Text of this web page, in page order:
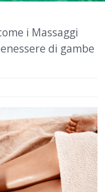
i Massaggi
di gambe